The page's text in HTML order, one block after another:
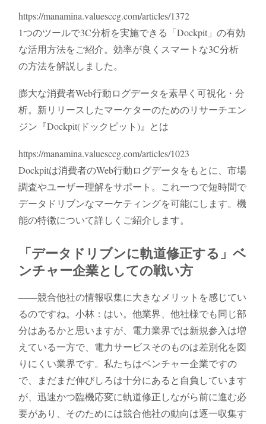
https://manamina.valuesccg.com/articles/1372
1つのツールで3C分析を実施できる「Dockpit」の有効
な活用方法をご紹介。効率が良くスマートな3C分析
の方法を解説しました。
膨大な消費者Web行動ログデータを素早く可視化・分
析。新リリースしたマーケターのためのリサーチエン
ジン『Dockpit(ドックピット)』とは
https://manamina.valuesccg.com/articles/1023
Dockpitは消費者のWeb行動ログデータをもとに、市場
調査やユーザー理解をサポート。これ一つで短時間で
データドリブンなマーケティングを可能にします。機
能の特徴について詳しくご紹介します。
「データドリブンに軌道修正する」ベ
ンチャー企業としての戦い方
――競合他社の情報収集に大きなメリットを感じてい
るのですね。小林：はい。他業界、他社様でも同じ部
分はあるかと思いますが、電力業界では新規参入は増
えている一方で、電力サービスそのものは差別化を図
りにくい業界です。私たちはベンチャー企業ですの
で、まだまだ伸びしろは十分にあると自負しています
が、迅速かつ臨機応変に軌道修正しながら前に進む必
要があり、そのためには競合他社の動向は逐一収集す